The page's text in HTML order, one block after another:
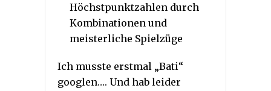
Höchstpunktzahlen durch
Kombinationen und
meisterliche Spielzüge
Ich musste erstmal „Bati“
googlen…. Und hab leider